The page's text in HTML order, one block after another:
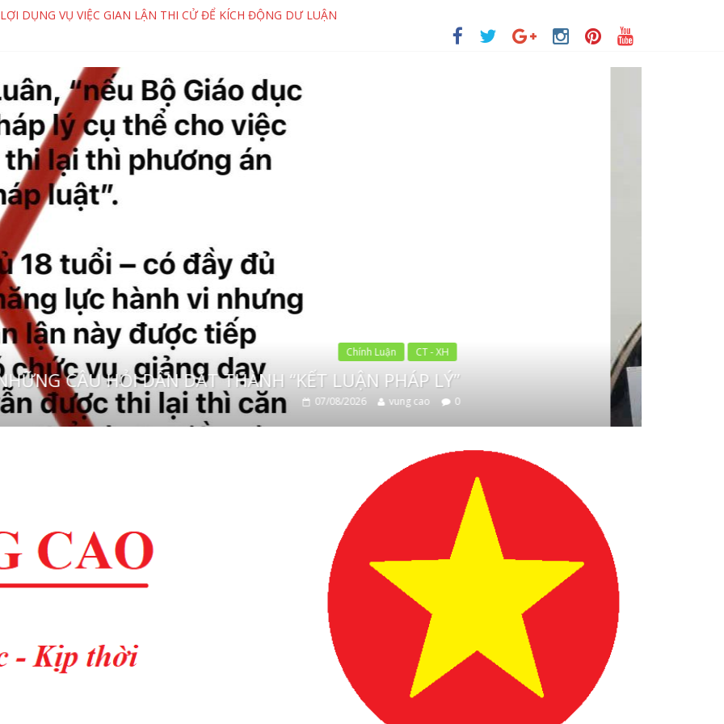
DỤNG VỤ VIỆC GIAN LẬN THI CỬ ĐỂ KÍCH ĐỘNG DƯ LUẬN
BÁC HÀNH VI PHÁ HOẠI CỦA ĐẶNG HỮU NAM VÀ NHỮNG KẺ CHỐNG ĐỐI
MƯU ĐỒ MƯỢN DANH “TÀ ĐẠO” ĐỂ PHÁ HOẠI KHÁT VỌNG VƯƠN MÌNH CỦA DÂN TỘC
Nhịp Sống Trẻ
ĐỪNG ĐÁNH ĐỔI TƯƠNG LAI BẰNG “HÀO QUANG ẢO” TRÊN MẠNG XÃ HỘI
vung cao